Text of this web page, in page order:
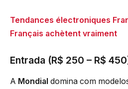
Tendances électroniques
Français achètent vraiment
Entrada (R$ 250 – R$
A Mondial domina com